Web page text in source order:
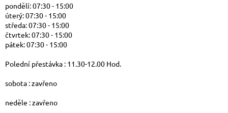
pondělí:07:30 - 15:00
úterý:07:30 - 15:00
středa:07:30 - 15:00
čtvrtek:07:30 - 15:00
pátek:07:30 - 15:00
Polední přestávka : 11.30-12.00 Hod.
sobota : zavřeno
neděle : zavřeno